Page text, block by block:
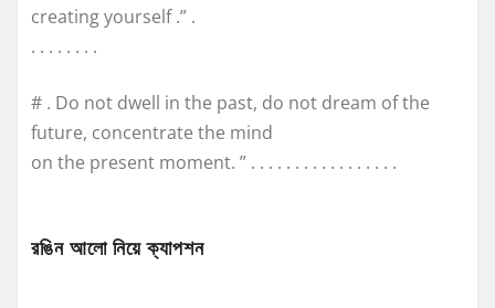
creating yourself .” .
. . . . . . . .
# . Do not dwell in the past, do not dream of the
future, concentrate the mind
on the present moment. ” . . . . . . . . . . . . . . . . .
রঙিন আলো নিয়ে ক্যাপশন